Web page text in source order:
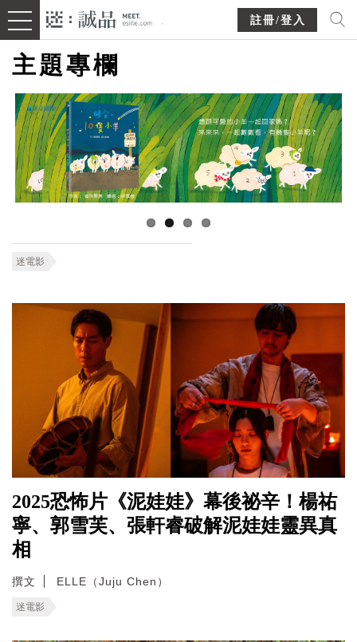
註冊/登入
主題專欄
迷電影
2025恐怖片《泥娃娃》幕後祕辛！楊祐
寧、郭雪芙、張軒睿破解泥娃娃靈異真
相
撰文 ELLE（Juju Chen）
迷電影